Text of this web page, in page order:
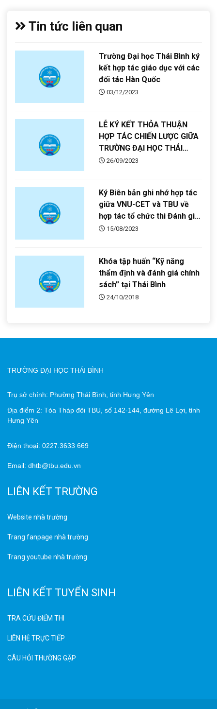
Tin tức liên quan
Trường Đại học Thái Bình ký
kết hợp tác giáo dục với các
đối tác Hàn Quốc
03/12/2023
LỄ KÝ KẾT THỎA THUẬN
HỢP TÁC CHIẾN LƯỢC GIỮA
TRƯỜNG ĐẠI HỌC THÁI
BÌNH (TBU) và NGÂN HÀNG
26/09/2023
Ký Biên bản ghi nhớ hợp tác
giữa VNU-CET và TBU về
hợp tác tổ chức thi Đánh giá
năng lực năm 2024
15/08/2023
Khóa tập huấn “Kỹ năng
thẩm định và đánh giá chính
sách” tại Thái Bình
24/10/2018
TRƯỜNG ĐẠI HỌC THÁI BÌNH
Trụ sở chính: Phường Thái Bình, tỉnh Hưng Yên
Địa điểm 2: Tòa Tháp đôi TBU, số 142-144, đường Lê Lợi, tỉnh
Hưng Yên
Điện thoại: 0227.3633 669
Email: dhtb@tbu.edu.vn
LIÊN KẾT TRƯỜNG
Website nhà trường
Trang fanpage nhà trường
Trang youtube nhà trường
LIÊN KẾT TUYỂN SINH
TRA CỨU ĐIỂM THI
LIÊN HỆ TRỰC TIẾP
CÂU HỎI THƯỜNG GẶP